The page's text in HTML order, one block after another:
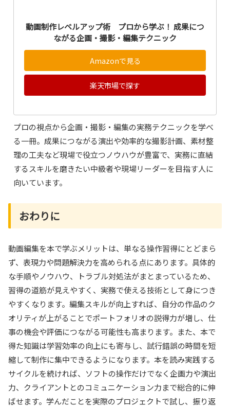
動画制作レベルアップ術 プロから学ぶ！ 成果につ
ながる企画・撮影・編集テクニック
Amazonで見る
楽天市場で探す
プロの視点から企画・撮影・編集の実務テクニックを学べ
る一冊。成果につながる演出や効率的な撮影計画、素材整
理の工夫など現場で役立つノウハウが豊富で、実務に直結
するスキルを磨きたい中級者や現場リーダーを目指す人に
向いています。
おわりに
動画編集を本で学ぶメリットは、単なる操作習得にとどまら
ず、表現力や問題解決力を高められる点にあります。具体的
な手順やノウハウ、トラブル対処法がまとまっているため、
習得の道筋が見えやすく、実務で使える技術として身につき
やすくなります。編集スキルが向上すれば、自分の作品のク
オリティが上がることでポートフォリオの説得力が増し、仕
事の機会や評価につながる可能性も高まります。また、本で
得た知識は学習効率の向上にも寄与し、試行錯誤の時間を短
縮して制作に集中できるようになります。本を読み実践する
サイクルを続ければ、ソフトの操作だけでなく企画力や演出
力、クライアントとのコミュニケーション力まで総合的に伸
ばせます。学んだことを実際のプロジェクトで試し、振り返